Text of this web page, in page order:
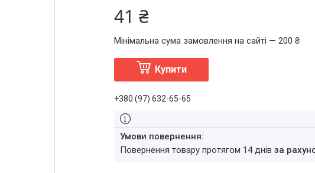
41 ₴
Мінімальна сума замовлення на сайті — 200 ₴
Купити
+380 (97) 632-65-65
повернення товару протягом 14 днівза